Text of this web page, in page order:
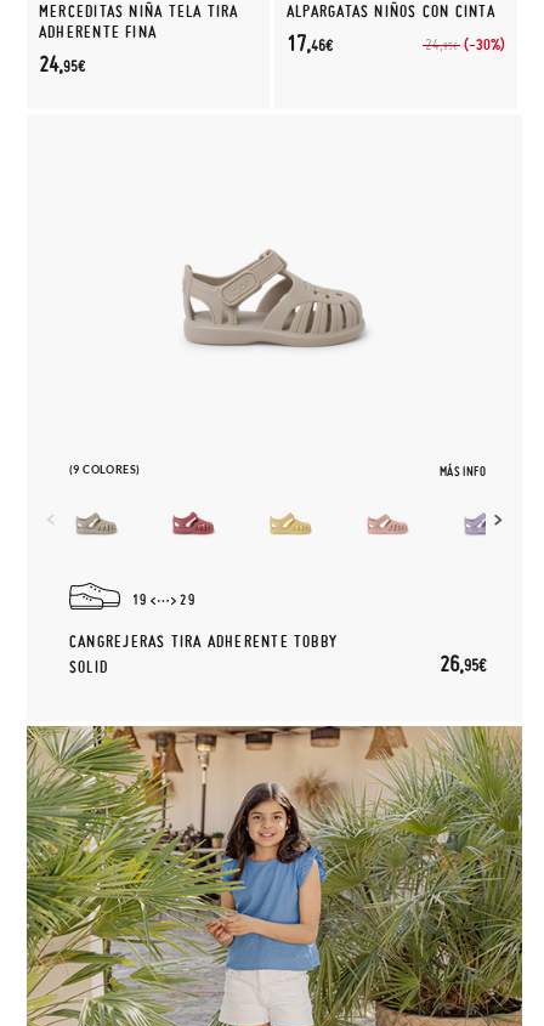
MERCEDITAS NIÑA TELA TIRA
ADHERENTE FINA
24,95€
ALPARGATAS NIÑOS CON CINTA
24,95€ (-30%)
17,46€
(9 COLORES) MÁS INFO
19 29
CANGREJERAS TIRA ADHERENTE TOBBY
SOLID
26,95€